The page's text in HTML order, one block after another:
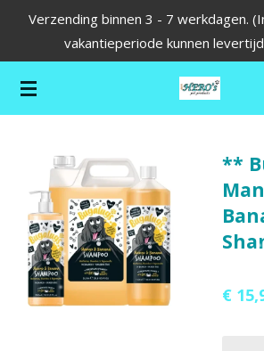
de
hoofdinhoud
Verzending binnen 3 - 7 werkdagen.
vakantieperiode kunnen
**
€